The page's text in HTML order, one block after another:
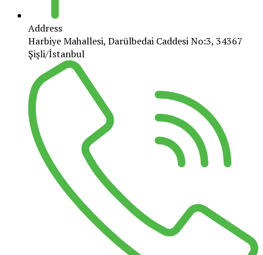
Address
Harbiye Mahallesi, Darülbedai Caddesi No:3, 34367
Şişli/İstanbul